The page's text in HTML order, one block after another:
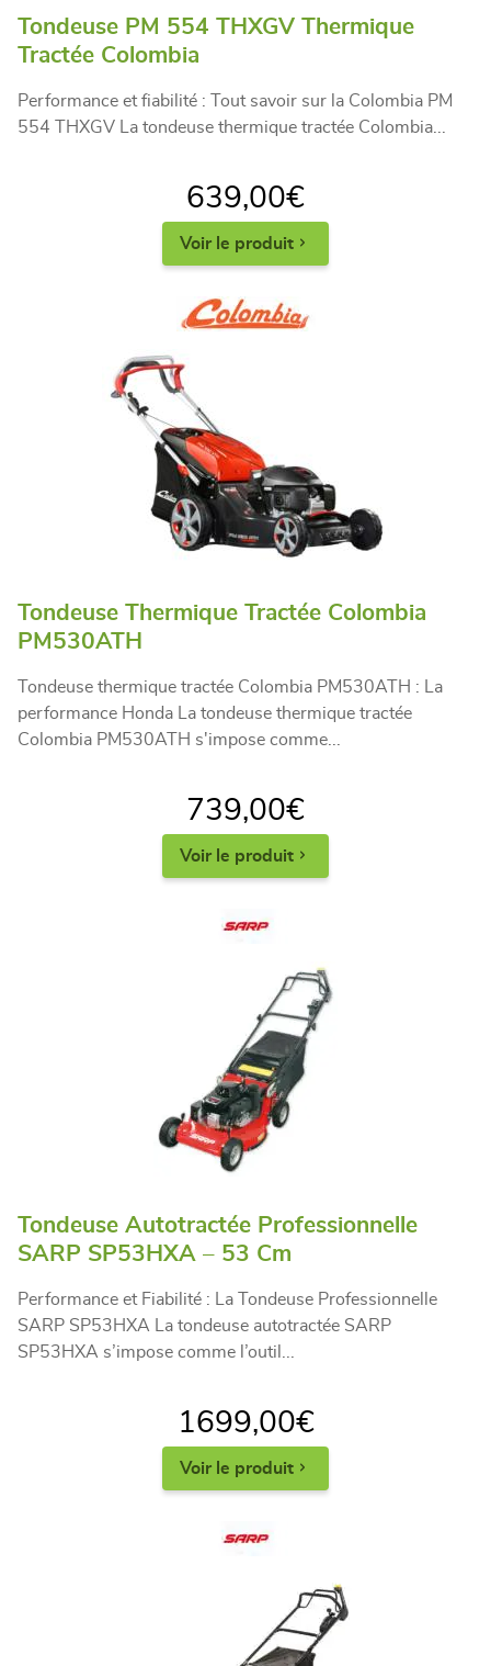
Tondeuse PM 554 THXGV Thermique
Tractée Colombia
Performance et fiabilité : Tout savoir sur la Colombia PM
554 THXGV La tondeuse thermique tractée Colombia...
639,00€
Voir le produit
Tondeuse Thermique Tractée Colombia
PM530ATH
Tondeuse thermique tractée Colombia PM530ATH : La
performance Honda La tondeuse thermique tractée
Colombia PM530ATH s'impose comme...
739,00€
Voir le produit
Tondeuse Autotractée Professionnelle
SARP SP53HXA – 53 Cm
Performance et Fiabilité : La Tondeuse Professionnelle
SARP SP53HXA La tondeuse autotractée SARP
SP53HXA s’impose comme l’outil...
1699,00€
Voir le produit